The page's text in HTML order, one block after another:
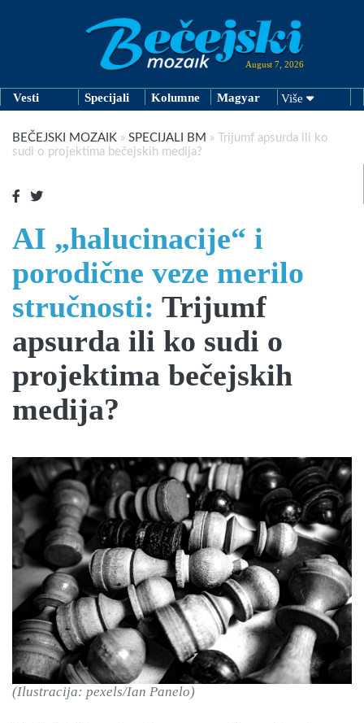
August 7, 2026
Vesti Specijali Kolumne Magyar Više
BEČEJSKI MOZAIK » SPECIJALI BM »
Trijumf apsurda ili ko
sudi o projektima bečejskih medija?
AI „halucinacije“ i
porodične veze merilo
stručnosti: Trijumf
apsurda ili ko sudi o
projektima bečejskih
medija?
(Ilustracija: pexels/Ian Panelo)